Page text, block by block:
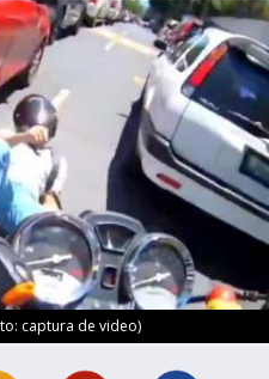
captura de video)